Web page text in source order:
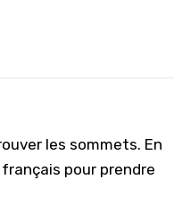
les sommets. En
pour prendre